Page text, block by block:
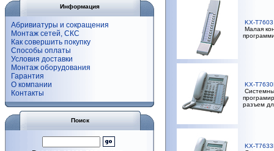
Информация
Абривиатуры и сокращения
Монтаж сетей, СКС
Как совершить покупку
Способы оплаты
Условия доставки
Монтаж оборудования
Гарантия
О компании
Контакты
Поиск
KX-T7603
Малая
KX-
разъем
KX-